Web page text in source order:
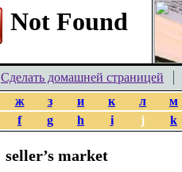
Сделать домашней страницей
ж з и к л
м
f g h i j k
seller’s market